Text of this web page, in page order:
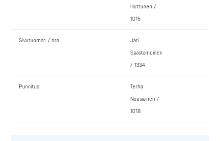
Huttunen /
1015
Sivutuomari / nro
Jari
Saastamoinen
/ 1334
Punnitus
Terho
Nousiainen /
1018